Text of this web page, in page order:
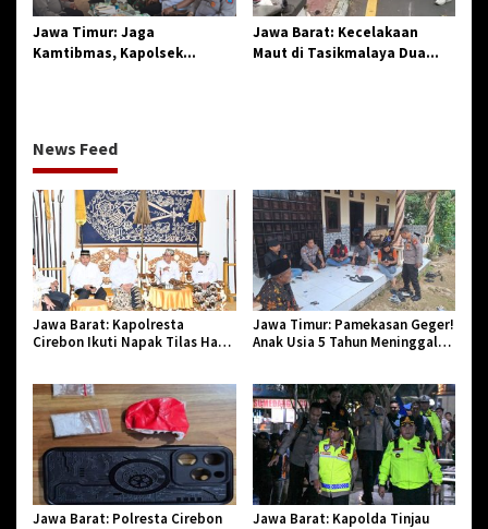
Jawa Timur: Jaga
Kamtibmas, Kapolsek
Jawa Barat: Kecelakaan
Maut di Tasikmalaya Dua
News Feed
Jawa Barat: Kapolresta
Cirebon Ikuti Napak Tilas Hari
Jawa Timur: Pamekasan Geger!
Anak Usia 5 Tahun Meninggal
Jawa Barat: Polresta Cirebon
Jawa Barat: Kapolda Tinjau